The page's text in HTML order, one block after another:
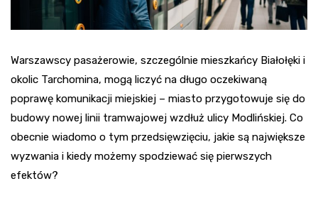
Warszawscy pasażerowie, szczególnie mieszkańcy Białołęki i
okolic Tarchomina, mogą liczyć na długo oczekiwaną
poprawę komunikacji miejskiej – miasto przygotowuje się do
budowy nowej linii tramwajowej wzdłuż ulicy Modlińskiej. Co
obecnie wiadomo o tym przedsięwzięciu, jakie są największe
wyzwania i kiedy możemy spodziewać się pierwszych
efektów?